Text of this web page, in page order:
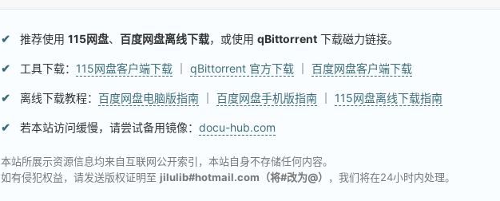
推荐使用 115网盘、 百度网盘离线下载，或使用 qBittorrent 下载磁力链接。
工具下载： 115网盘客户端下载 qBittorrent 官方下载 百度网盘客户端下载
离线下载教程： 百度网盘电脑版指南 百度网盘手机版指南 115网盘离线下载指南
若本站访问缓慢，请尝试备用镜像： docu-hub.com
本站所展示资源信息均来自互联网公开索引，本站自身不存储任何内容。
如有侵犯权益，请发送版权证明至 jilulib#hotmail.com（将#改为@） ，我们将在24小时内处理。